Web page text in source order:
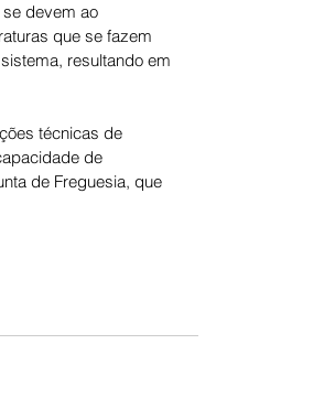
devem ao
que se fazem
resultando em
técnicas de
de
de Freguesia, que